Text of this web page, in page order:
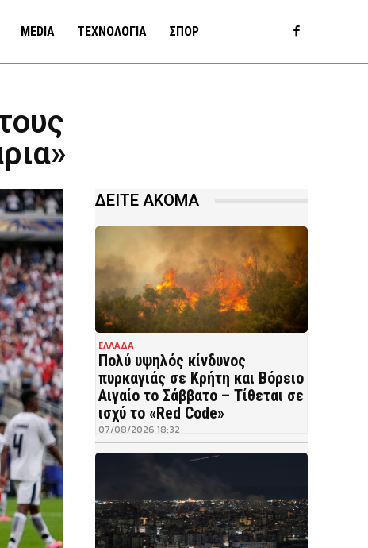
MEDIA ΤΕΧΝΟΛΟΓΙΑ ΣΠΟΡ
ΔΕΙΤΕ ΑΚΟΜΑ
ΕΛΛΑΔΑ
Πολύ υψηλός κίνδυνος
πυρκαγιάς σε Κρήτη και Βόρειο
Αιγαίο το Σάββατο – Τίθεται σε
ισχύ το «Red Code»
07/08/2026 18:32